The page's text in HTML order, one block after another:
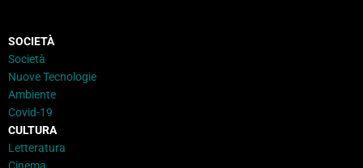
SOCIETÀ
Società
Nuove Tecnologie
Ambiente
Covid-19
CULTURA
Letteratura